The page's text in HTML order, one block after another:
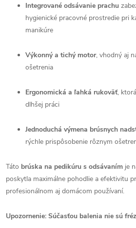
Integrované odsávanie prachu
hygienické pracovné prostredie pri
manikúre
Výkonný a tichý motor, vhodný aj
ošetrenia
Ergonomická a ľahká rukoväť,
dlhšej práci
Jednoduchá výmena brúsnych
rýchle prispôsobenie rôznym
Táto brúska na pedikúru s odsávaním je
poskytla maximálne pohodlie a efektivitu
profesionálnom aj domácom používaní.
Upozornenie: Súčasťou balenia nie sú